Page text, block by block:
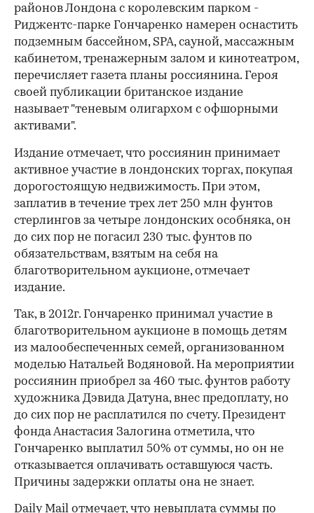
районов Лондона с королевским парком -
Риджентс-парке Гончаренко намерен оснастить
подземным бассейном, SPA, сауной, массажным
кабинетом, тренажерным залом и кинотеатром,
перечисляет газета планы россиянина. Героя
своей публикации британское издание
называет "теневым олигархом с офшорными
активами".
Издание отмечает, что россиянин принимает
активное участие в лондонских торгах, покупая
дорогостоящую недвижимость. При этом,
заплатив в течение трех лет 250 млн фунтов
стерлингов за четыре лондонских особняка, он
до сих пор не погасил 230 тыс. фунтов по
обязательствам, взятым на себя на
благотворительном аукционе, отмечает
издание.
Так, в 2012г. Гончаренко принимал участие в
благотворительном аукционе в помощь детям
из малообеспеченных семей, организованном
моделью Натальей Водяновой. На мероприятии
россиянин приобрел за 460 тыс. фунтов работу
художника Дэвида Датуна, внес предоплату, но
до сих пор не расплатился по счету. Президент
фонда Анастасия Залогина отметила, что
Гончаренко выплатил 50% от суммы, но он не
отказывается оплачивать оставшуюся часть.
Причины задержки оплаты она не знает.
Daily Mail отмечает, что невыплата суммы по